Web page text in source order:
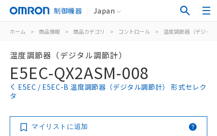
制御機器 Japan
ホーム > 商品情報 > 商品カテゴリ > コントロール > 温度調節器（デジタ
温度調節器（デジタル調節計）
E5EC-QX2ASM-008
E5EC / E5EC-B 温度調節器（デジタル調節計） 形式セレク
タ
マイリストに追加